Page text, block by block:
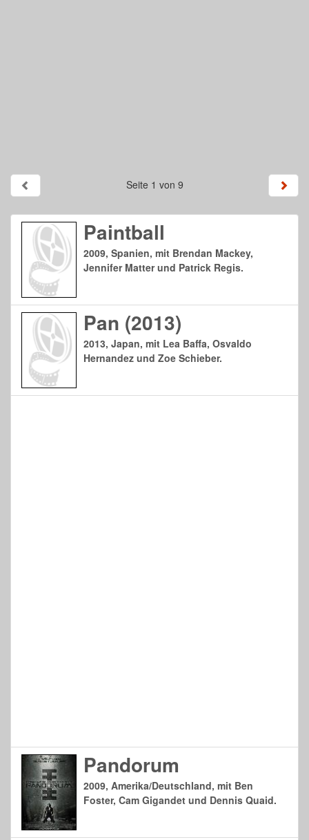
Seite 1 von 9
Paintball
2009, Spanien, mit Brendan Mackey,
Jennifer Matter und Patrick Regis.
Pan (2013)
2013, Japan, mit Lea Baffa, Osvaldo
Hernandez und Zoe Schieber.
Pandorum
2009, Amerika/Deutschland, mit Ben
Foster, Cam Gigandet und Dennis Quaid.